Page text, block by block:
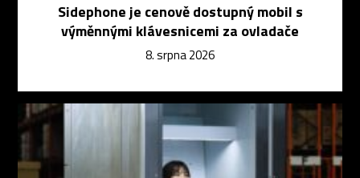
Sidephone je cenově dostupný mobil s
výměnnými klávesnicemi za ovladače
8. srpna 2026